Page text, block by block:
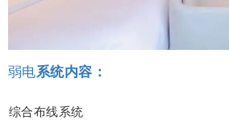
弱电系统内容：
综合布线系统